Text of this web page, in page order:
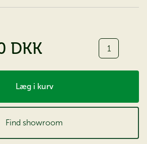
DKK Antal
Læg i kurv
Find showroom